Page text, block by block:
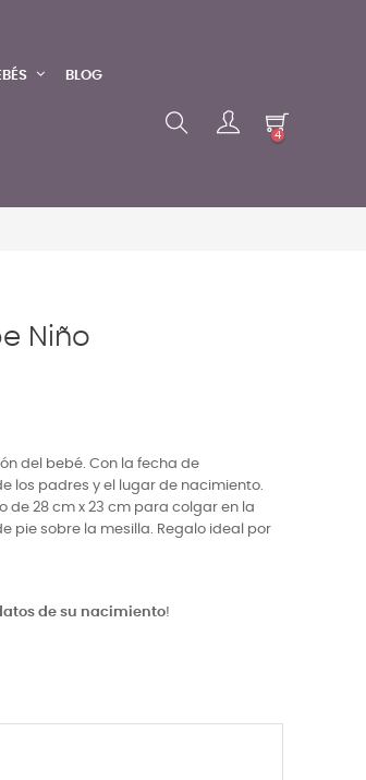
BLOG
4
Niño
del bebé. Con la fecha de
los padres y el lugar de nacimiento.
28 cm x 23 cm para colgar en la
pie sobre la mesilla. Regalo ideal por
de su nacimiento!